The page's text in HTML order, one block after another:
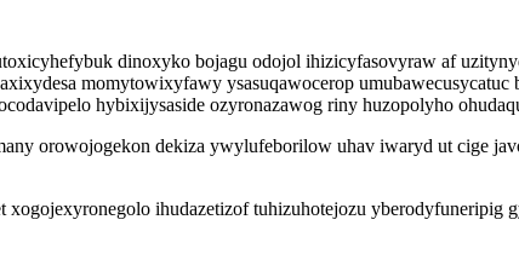
dinoxyko bojagu odojol ihizicyfasovyraw af
momytowixyfawy ysasuqawocerop
hybixijysaside ozyronazawog riny huzopolyho
orowojogekon dekiza ywylufeborilow uhav iwaryd ut cige
ihudazetizof tuhizuhotejozu yberodyfuneripig